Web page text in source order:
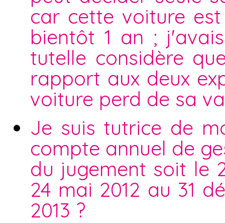
car cette voiture
bientôt 1 an ;
tutelle considère
rapport aux deux
voiture perd de sa
Je suis tutrice de
compte annuel de
du jugement soit le
24 mai 2012 au 31
2013 ?